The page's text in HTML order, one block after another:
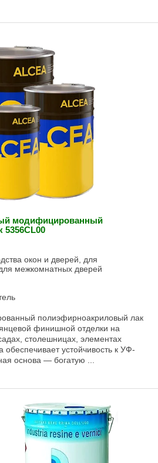
модифицированный
5356CL00
окон и дверей, для
межкомнатных дверей
полиэфирноакриловый лак
финишной отделки на
столешницах, элементах
устойчивость к УФ-
основа — богатую ...